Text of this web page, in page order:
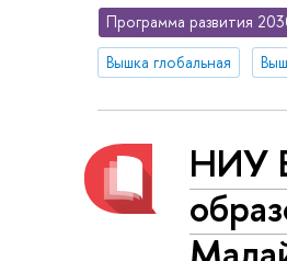
Программа развития
Вышка глобальная
НИУ